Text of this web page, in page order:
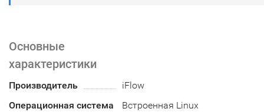
Основные
характеристики
Производитель
iFlow
Операционная система
Встроенная Linux